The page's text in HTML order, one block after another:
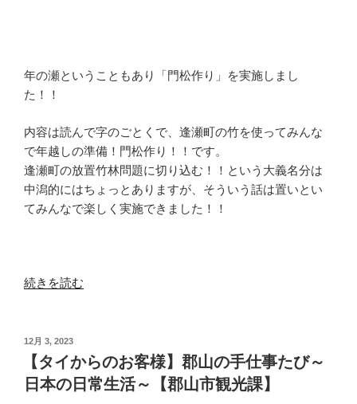
年の瀬ということもあり「門松作り」を実施しまし
た！！
内容は読んで字のごとくで、逢瀬町の竹を使ってみんな
で年越しの準備！門松作り！！です。
逢瀬町の放置竹林問題に切り込む！！という大義名分は
中潟的にはちょっとありますが、そういう話は置いとい
てみんなで楽しく実施できました！！
“【ま
た
国
際
的】
続きを読む
投
日:
12月 3, 2023
【タイからのお客様】郡山の手仕事たび～
日本の日常生活～【郡山市観光課】